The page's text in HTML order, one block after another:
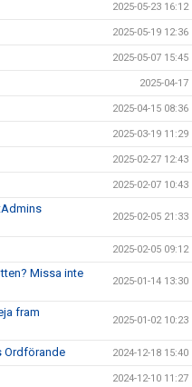
2025-05-23 16:12
2025-05-19 12:36
2025-05-07 15:45
2025-04-17
2025-04-15 08:36
2025-03-19 11:29
2025-02-27 12:43
2025-02-07 10:43
2025-02-05 21:33
2025-02-05 09:12
Missa inte
2025-01-14 13:30
fram
2025-01-02 10:23
Ordförande 2024-12-18 15:40
2024-12-10 11:27